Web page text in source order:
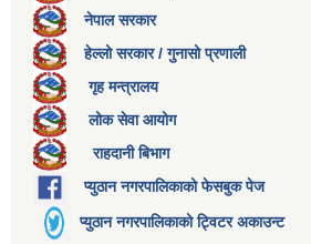
नेपाल सरकार
हेल्लो सरकार / गुनासो प्रणाली
गृह मन्त्रालय
लोक सेवा आयोग
राहदानी बिभाग
प्युठान नगरपालिकाको फेसबुक पेज
प्युठान नगरपालिकाको ट्विटर अकाउन्ट